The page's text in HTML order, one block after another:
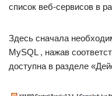
список веб-сервисов в
Здесь сначала
MySQL , нажав
доступна в разделе